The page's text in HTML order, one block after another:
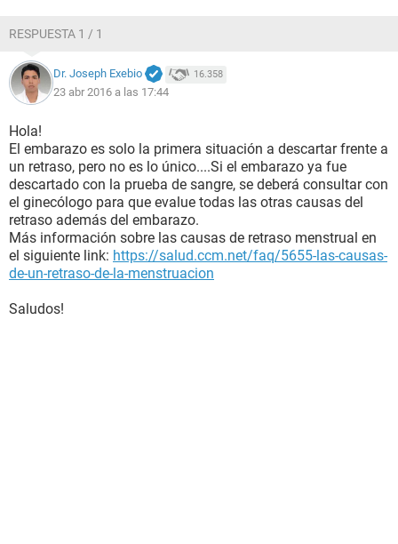
RESPUESTA 1 / 1
Dr. Joseph Exebio 16.358
23 abr 2016 a las 17:44
Hola!
El embarazo es solo la primera situación a descartar frente a
un retraso, pero no es lo único....Si el embarazo ya fue
descartado con la prueba de sangre, se deberá consultar con
el ginecólogo para que evalue todas las otras causas del
retraso además del embarazo.
Más información sobre las causas de retraso menstrual en
el siguiente link: https://salud.ccm.net/faq/5655-las-causas-
de-un-retraso-de-la-menstruacion
Saludos!